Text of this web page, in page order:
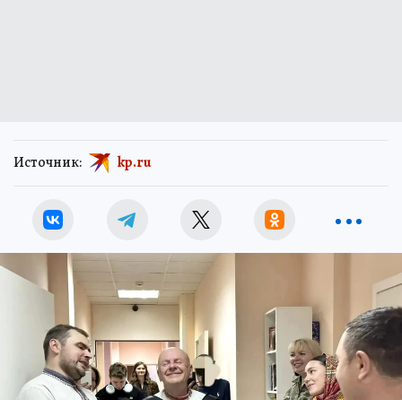
Источник: kp.ru